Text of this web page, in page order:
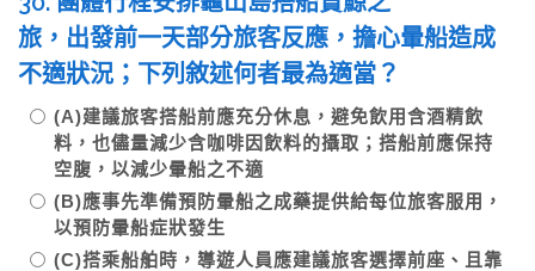
旅，出發前一天部分旅客反應，擔心暈船造成
不適狀況；下列敘述何者最為適當？
(A)建議旅客搭船前應充分休息，避免飲用含酒精飲
料，也儘量減少含咖啡因飲料的攝取；搭船前應保持
空腹，以減少暈船之不適
(B)應事先準備預防暈船之成藥提供給每位旅客服用，
以預防暈船症狀發生
(C)搭乘船舶時，導遊人員應建議旅客選擇前座、且靠